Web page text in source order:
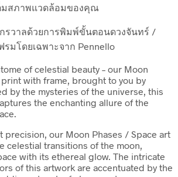
มสภาพแวดล้อมของคุณ
รวาลด้วยการพิมพ์ขั้นตอนดวงจันทร์ /
รมโดยเฉพาะจาก Pennello
of celestial beauty – our Moon
with frame, brought to you by
by the mysteries of the universe, this
the enchanting allure of the
precision, our Moon Phases / Space art
celestial transitions of the moon,
with its ethereal glow. The intricate
of this artwork are accentuated by the